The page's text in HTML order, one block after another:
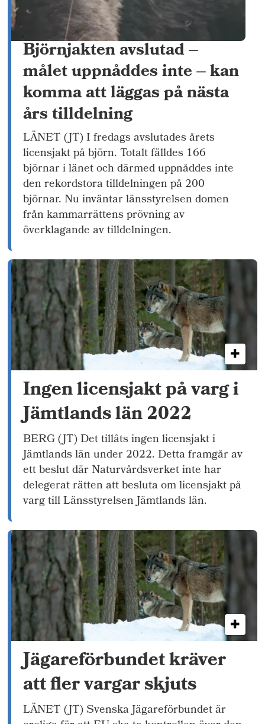
Björnjakten avslutad –
målet uppnåddes inte – kan
komma att läggas på nästa
års tilldelning
LÄNET (JT) I fredags avslutades årets
licensjakt på björn. Totalt fälldes 166
björnar i länet och därmed uppnåddes inte
den rekordstora tilldelningen på 200
björnar. Nu inväntar länsstyrelsen domen
från kammarrättens prövning av
överklagande av tilldelningen.
Ingen licensjakt på varg i
Jämtlands län 2022
BERG (JT) Det tillåts ingen licensjakt i
Jämtlands län under 2022. Detta framgår av
ett beslut där Naturvårdsverket inte har
delegerat rätten att besluta om licensjakt på
varg till Länsstyrelsen Jämtlands län.
Jägareförbundet kräver
att fler vargar skjuts
LÄNET (JT) Svenska Jägareförbundet är